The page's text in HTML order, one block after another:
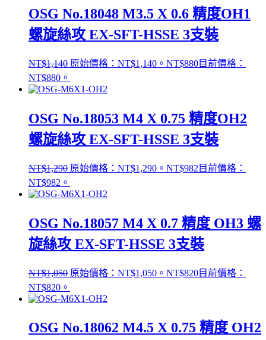
OSG No.18048 M3.5 X 0.6 精度OH1
螺旋絲攻 EX-SFT-HSSE 3支裝
NT$1,140 原始價格：NT$1,140。 NT$880目前價格：
NT$880。
OSG No.18053 M4 X 0.75 精度OH2
螺旋絲攻 EX-SFT-HSSE 3支裝
NT$1,290 原始價格：NT$1,290。 NT$982 目前價格：
NT$982。
OSG No.18057 M4 X 0.7 精度 OH3 螺
旋絲攻 EX-SFT-HSSE 3支裝
NT$1,050 原始價格：NT$1,050。 NT$820目前價格：
NT$820。
OSG No.18062 M4.5 X 0.75 精度 OH2